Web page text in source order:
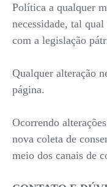
Política a qualquer
necessidade, tal
com a legislação
Qualquer alteração
página.
Ocorrendo
nova coleta de
meio dos canais de